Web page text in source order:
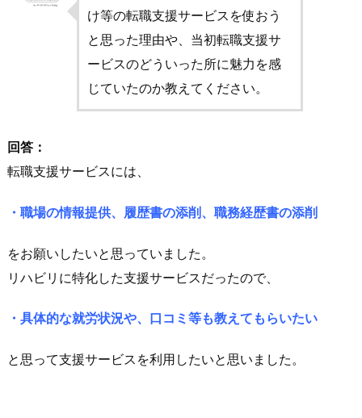
け等の転職支援サービスを使おう
と思った理由や、当初転職支援サ
ービスのどういった所に魅力を感
じていたのか教えてください。
回答：
転職支援サービスには、
・職場の情報提供、履歴書の添削、職務経歴書の添削
をお願いしたいと思っていました。
リハビリに特化した支援サービスだったので、
・具体的な就労状況や、口コミ等も教えてもらいたい
と思って支援サービスを利用したいと思いました。